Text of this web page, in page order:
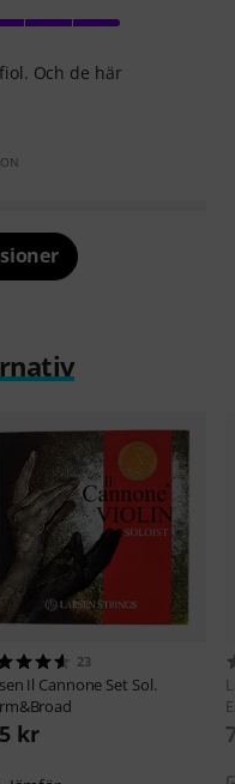
Och de här
23
Il Cannone Set Sol.
kr